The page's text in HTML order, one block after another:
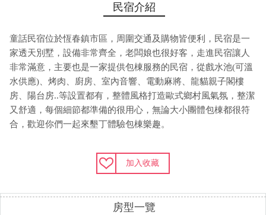
民宿介紹
童話民宿位於恆春鎮市區，周圍交通及購物皆便利，民宿是一
家透天別墅，設備非常齊全，老闆娘也很好客，走進民宿讓人
非常滿意，主要也是一家提供包棟服務的民宿，從戲水池(可溫
水供應)、烤肉、廚房、室內音響、電動麻將、龍貓親子閣樓
房、陽台房..等設置都有，整體風格打造歐式鄉村風氣氛，整潔
又舒適，每個細節都準備的很用心，無論大小團體包棟都很符
合，歡迎你們一起來墾丁體驗包棟樂趣。
加入收藏
房型一覽